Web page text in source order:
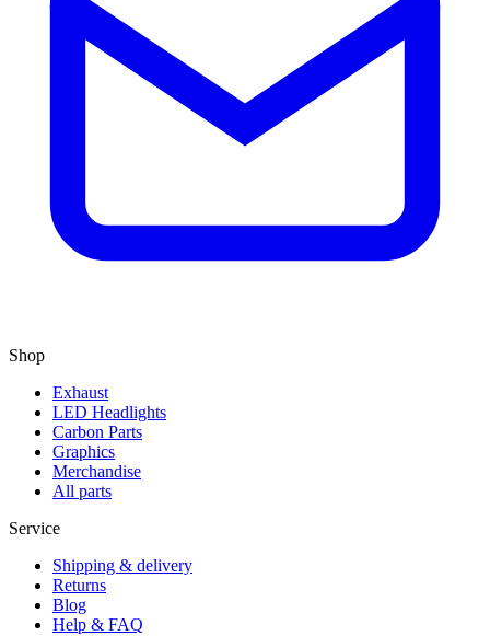
Shop
Exhaust
LED Headlights
Carbon Parts
Graphics
Merchandise
All parts
Service
Shipping & delivery
Returns
Blog
Help & FAQ